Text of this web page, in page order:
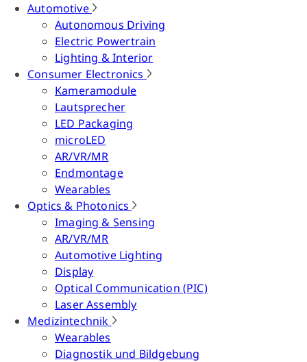
Automotive
Autonomous Driving
Electric Powertrain
Lighting & Interior
Consumer Electronics
Kameramodule
Lautsprecher
LED Packaging
microLED
AR/VR/MR
Endmontage
Wearables
Optics & Photonics
Imaging & Sensing
AR/VR/MR
Automotive Lighting
Display
Optical Communication (PIC)
Laser Assembly
Medizintechnik
Wearables
Diagnostik und Bildgebung